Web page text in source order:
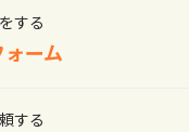
する
ーム
する